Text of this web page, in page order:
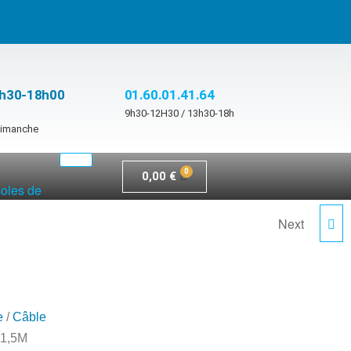
18h00 01.60.01.41.64
9h30-12H30 / 13h30-18h
de
0,00 €
TRUE1/XLR-3P COMBI
Next
/Câble